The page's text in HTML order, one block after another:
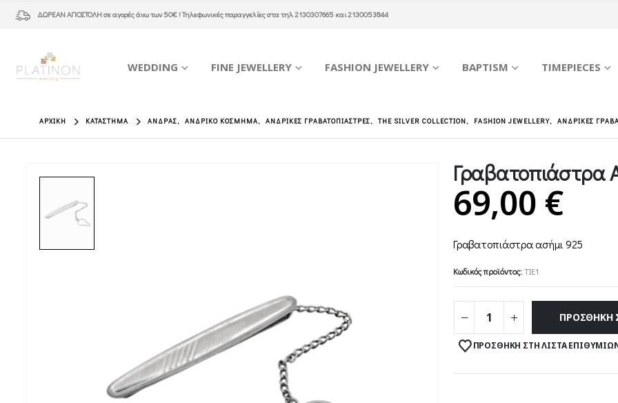
ΔΩΡΕΑΝ ΑΠΟΣΤΟΛΗσε αγορές άνω των 50€ ! Τηλεφωνικές παραγγελίες στα τηλ2130307665 και2130053844
WEDDING FINE JEWELLERY FASHION JEWELLERY BAPTISM TIMEPIECES
ΑΡΧΙΚΉ ΚΑΤΆΣΤΗΜΑ ΆΝΔΡΑΣ, ΑΝΔΡΙΚΌ ΚΌΣΜΗΜΑ, ΑΝΔΡΙΚΈΣ ΓΡΑΒΑΤΟΠΙΆΣΤΡΕΣ, THE SILVER COLLECTION, FASHION JEWELLERY, ΑΝΔΡΙΚΈΣ
Γραβατοπιάστρα
69,00 €
Γραβατοπιάστρα ασήμι 925
Κωδικός προϊόντος:TIE1
ΠΡΟΣΘΉΚΗ
ΠΡΟΣΘΉΚΗ ΣΤΗ ΛΊΣΤΑ